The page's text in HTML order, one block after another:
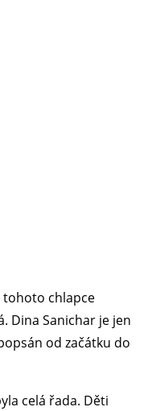
tohoto chlapce
Dina Sanichar je jen
od začátku do
celá řada. Děti